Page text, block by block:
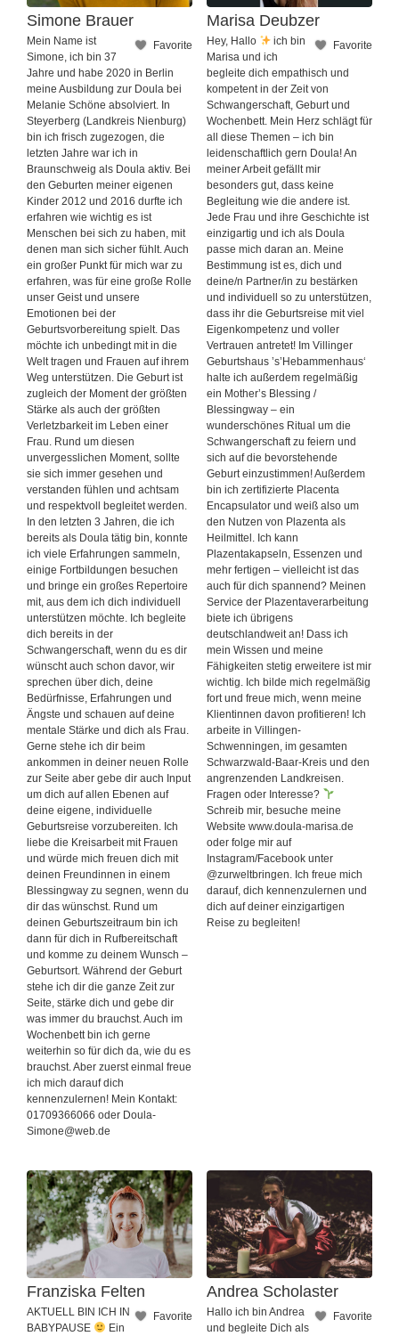
Simone Brauer
Favorite
Mein Name ist
Simone, ich bin 37
Jahre und habe 2020 in Berlin
meine Ausbildung zur Doula bei
Melanie Schöne absolviert. In
Steyerberg (Landkreis Nienburg)
bin ich frisch zugezogen, die
letzten Jahre war ich in
Braunschweig als Doula aktiv. Bei
den Geburten meiner eigenen
Kinder 2012 und 2016 durfte ich
erfahren wie wichtig es ist
Menschen bei sich zu haben, mit
denen man sich sicher fühlt. Auch
ein großer Punkt für mich war zu
erfahren, was für eine große Rolle
unser Geist und unsere
Emotionen bei der
Geburtsvorbereitung spielt. Das
möchte ich unbedingt mit in die
Welt tragen und Frauen auf ihrem
Weg unterstützen. Die Geburt ist
zugleich der Moment der größten
Stärke als auch der größten
Verletzbarkeit im Leben einer
Frau. Rund um diesen
unvergesslichen Moment, sollte
sie sich immer gesehen und
verstanden fühlen und achtsam
und respektvoll begleitet werden.
In den letzten 3 Jahren, die ich
bereits als Doula tätig bin, konnte
ich viele Erfahrungen sammeln,
einige Fortbildungen besuchen
und bringe ein großes Repertoire
mit, aus dem ich dich individuell
unterstützen möchte. Ich begleite
dich bereits in der
Schwangerschaft, wenn du es dir
wünscht auch schon davor, wir
sprechen über dich, deine
Bedürfnisse, Erfahrungen und
Ängste und schauen auf deine
mentale Stärke und dich als Frau.
Gerne stehe ich dir beim
ankommen in deiner neuen Rolle
zur Seite aber gebe dir auch Input
um dich auf allen Ebenen auf
deine eigene, individuelle
Geburtsreise vorzubereiten. Ich
liebe die Kreisarbeit mit Frauen
und würde mich freuen dich mit
deinen Freundinnen in einem
Blessingway zu segnen, wenn du
dir das wünschst. Rund um
deinen Geburtszeitraum bin ich
dann für dich in Rufbereitschaft
und komme zu deinem Wunsch –
Geburtsort. Während der Geburt
stehe ich dir die ganze Zeit zur
Seite, stärke dich und gebe dir
was immer du brauchst. Auch im
Wochenbett bin ich gerne
weiterhin so für dich da, wie du es
brauchst. Aber zuerst einmal freue
ich mich darauf dich
kennenzulernen! Mein Kontakt:
01709366066 oder Doula-
Simone@web.de
Marisa Deubzer
Favorite
Hey, Hallo
ich bin
Marisa und ich
begleite dich empathisch und
kompetent in der Zeit von
Schwangerschaft, Geburt und
Wochenbett. Mein Herz schlägt für
all diese Themen – ich bin
leidenschaftlich gern Doula! An
meiner Arbeit gefällt mir
besonders gut, dass keine
Begleitung wie die andere ist.
Jede Frau und ihre Geschichte ist
einzigartig und ich als Doula
passe mich daran an. Meine
Bestimmung ist es, dich und
deine/n Partner/in zu bestärken
und individuell so zu unterstützen,
dass ihr die Geburtsreise mit viel
Eigenkompetenz und voller
Vertrauen antretet! Im Villinger
Geburtshaus ’s’Hebammenhaus‘
halte ich außerdem regelmäßig
ein Mother’s Blessing /
Blessingway – ein
wunderschönes Ritual um die
Schwangerschaft zu feiern und
sich auf die bevorstehende
Geburt einzustimmen! Außerdem
bin ich zertifizierte Placenta
Encapsulator und weiß also um
den Nutzen von Plazenta als
Heilmittel. Ich kann
Plazentakapseln, Essenzen und
mehr fertigen – vielleicht ist das
auch für dich spannend? Meinen
Service der Plazentaverarbeitung
biete ich übrigens
deutschlandweit an! Dass ich
mein Wissen und meine
Fähigkeiten stetig erweitere ist mir
wichtig. Ich bilde mich regelmäßig
fort und freue mich, wenn meine
Klientinnen davon profitieren! Ich
arbeite in Villingen-
Schwenningen, im gesamten
Schwarzwald-Baar-Kreis und den
angrenzenden Landkreisen.
Fragen oder Interesse?
Schreib mir, besuche meine
Website www.doula-marisa.de
oder folge mir auf
Instagram/Facebook unter
@zurweltbringen. Ich freue mich
darauf, dich kennenzulernen und
dich auf deiner einzigartigen
Reise zu begleiten!
Franziska Felten
Favorite
AKTUELL BIN ICH IN
BABYPAUSE
Ein
Andrea Scholaster
Favorite
Hallo ich bin Andrea
und begleite Dich als